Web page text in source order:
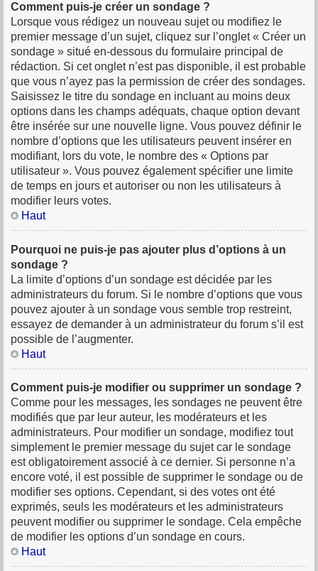
Comment puis-je créer un sondage ?
Lorsque vous rédigez un nouveau sujet ou modifiez le
premier message d’un sujet, cliquez sur l’onglet « Créer un
sondage » situé en-dessous du formulaire principal de
rédaction. Si cet onglet n’est pas disponible, il est probable
que vous n’ayez pas la permission de créer des sondages.
Saisissez le titre du sondage en incluant au moins deux
options dans les champs adéquats, chaque option devant
être insérée sur une nouvelle ligne. Vous pouvez définir le
nombre d’options que les utilisateurs peuvent insérer en
modifiant, lors du vote, le nombre des « Options par
utilisateur ». Vous pouvez également spécifier une limite
de temps en jours et autoriser ou non les utilisateurs à
modifier leurs votes.
Haut
Pourquoi ne puis-je pas ajouter plus d’options à un
sondage ?
La limite d’options d’un sondage est décidée par les
administrateurs du forum. Si le nombre d’options que vous
pouvez ajouter à un sondage vous semble trop restreint,
essayez de demander à un administrateur du forum s’il est
possible de l’augmenter.
Haut
Comment puis-je modifier ou supprimer un sondage ?
Comme pour les messages, les sondages ne peuvent être
modifiés que par leur auteur, les modérateurs et les
administrateurs. Pour modifier un sondage, modifiez tout
simplement le premier message du sujet car le sondage
est obligatoirement associé à ce dernier. Si personne n’a
encore voté, il est possible de supprimer le sondage ou de
modifier ses options. Cependant, si des votes ont été
exprimés, seuls les modérateurs et les administrateurs
peuvent modifier ou supprimer le sondage. Cela empêche
de modifier les options d’un sondage en cours.
Haut